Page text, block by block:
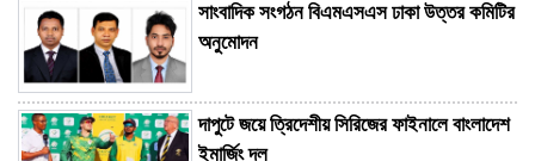
সাংবাদিক সংগঠন বিএমএসএস ঢাকা উত্তর কমিটির
অনুমোদন
দাপুটে জয়ে ত্রিদেশীয় সিরিজের ফাইনালে বাংলাদেশ
ইমার্জিং দল